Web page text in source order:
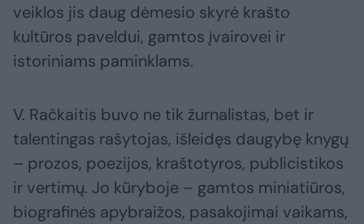
veiklos jis daug dėmesio skyrė krašto
kultūros paveldui, gamtos įvairovei ir
istoriniams paminklams.
V. Račkaitis buvo ne tik žurnalistas, bet ir
talentingas rašytojas, išleidęs daugybę knygų
– prozos, poezijos, kraštotyros, publicistikos
ir vertimų. Jo kūryboje – gamtos miniatiūros,
biografinės apybraižos, pasakojimai vaikams,